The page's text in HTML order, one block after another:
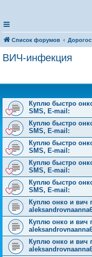
Список форумов
ВИЧ-инфекция
Куплю быстро
SMS, E-mail:
Куплю быстро
SMS, E-mail:
Куплю быстро
SMS, E-mail:
Куплю быстро
SMS, E-mail:
Куплю быстро
SMS, E-mail:
Куплю онко и вич
Куплю онко и вич
Куплю онко и вич